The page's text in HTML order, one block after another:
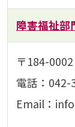
障害福祉部
〒184-
電話：042-
Email：